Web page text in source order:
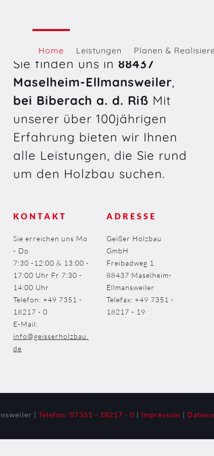
Home Leistungen Planen &
Sie finden uns in 88437
Maselheim-Ellmansweiler,
bei Biberach a. d. Riß Mit
unserer über 100jährigen
Erfahrung bieten wir Ihnen
alle Leistungen, die Sie rund
um den Holzbau suchen.
KONTAKT
Sie erreichen uns Mo
- Do
7:30 -12:00 & 13:00 -
17:00 Uhr Fr 7:30 -
14:00 Uhr
Telefon: +49 7351 -
18217 - 0
E-Mail:
info@geisserholzbau.
de
ADRESSE
Geißer Holzbau
GmbH
Freibadweg 1
88437 Maselheim-
Ellmansweiler
Telefax: +49 7351 -
18217 - 19
| Telefon: 07351 - 18217 - 0 | Impressum |